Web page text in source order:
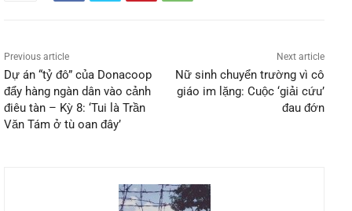
Previous article
Dự án “tỷ đô” của Donacoop
đẩy hàng ngàn dân vào cảnh
điêu tàn – Kỳ 8: ‘Tui là Trần
Văn Tám ở tù oan đây’
Next article
Nữ sinh chuyển trường vì cô
giáo im lặng: Cuộc ‘giải cứu’
đau đớn